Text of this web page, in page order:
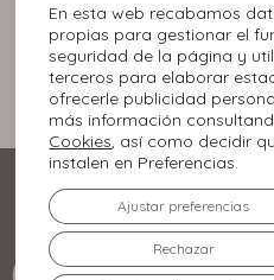
En esta web recabamos
propias para gestionar el
seguridad de la página y
terceros para elaborar
ofrecerle publicidad
más información
Cookies, así como decidir
instalen en Preferencias.
Rechazar
Ajustar preferencias